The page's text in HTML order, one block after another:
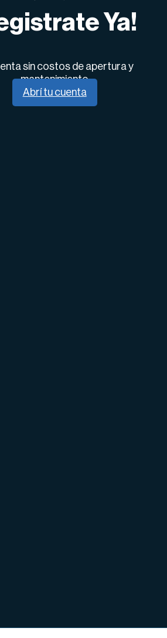
Ya!
sin costos de apertura y
mantenimiento
Abrí tu cuenta